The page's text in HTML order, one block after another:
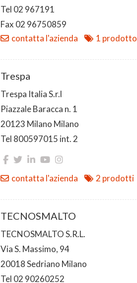
Tel 02 967191
Fax 02 96750859
contatta l'azienda
1 prodotto
Trespa
Trespa Italia S.r.l
Piazzale Baracca n. 1
20123 Milano Milano
Tel 800597015 int. 2
contatta l'azienda 2 prodotti
TECNOSMALTO
TECNOSMALTO S.R.L.
Via S. Massimo, 94
20018 Sedriano Milano
Tel 02 90260252